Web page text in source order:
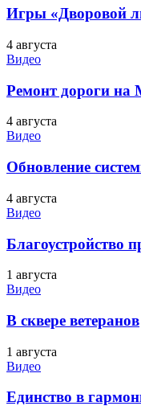
Игры «Дворовой
4 августа
Видео
Ремонт дороги на
4 августа
Видео
Обновление
4 августа
Видео
Благоустройство
1 августа
Видео
В сквере ветеранов
1 августа
Видео
Единство в